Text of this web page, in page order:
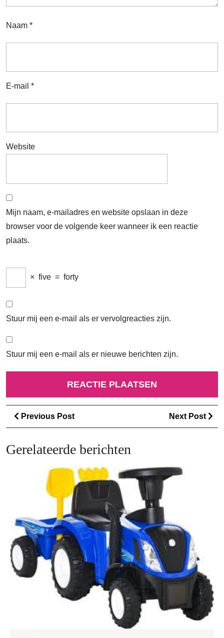
Naam *
E-mail *
Website
Mijn naam, e-mailadres en website opslaan in deze
browser voor de volgende keer wanneer ik een reactie
plaats.
× five = forty
Stuur mij een e-mail als er vervolgreacties zijn.
Stuur mij een e-mail als er nieuwe berichten zijn.
Berichtnavigatie
Previous PostPrevious
Post
Next Post
Gerelateerde berichten